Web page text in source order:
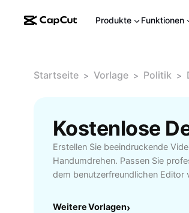
Produkte Funktionen
Startseite > Vorlage > Politik >
Erstellen Sie beeindruckende
Handumdrehen. Passen Sie
dem benutzerfreundlichen Editor
Weitere Vorlagen›